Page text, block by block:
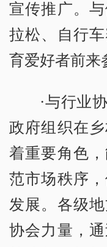
宣传推广。
拉松、自行
育爱好者前来
·与行业
政府组织在
着重要角色
范市场秩序
发展。各级
协会力量，